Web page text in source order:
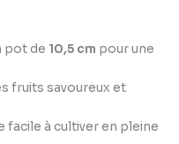
pot de 10,5 cm pour une
fruits savoureux et
facile à cultiver en pleine